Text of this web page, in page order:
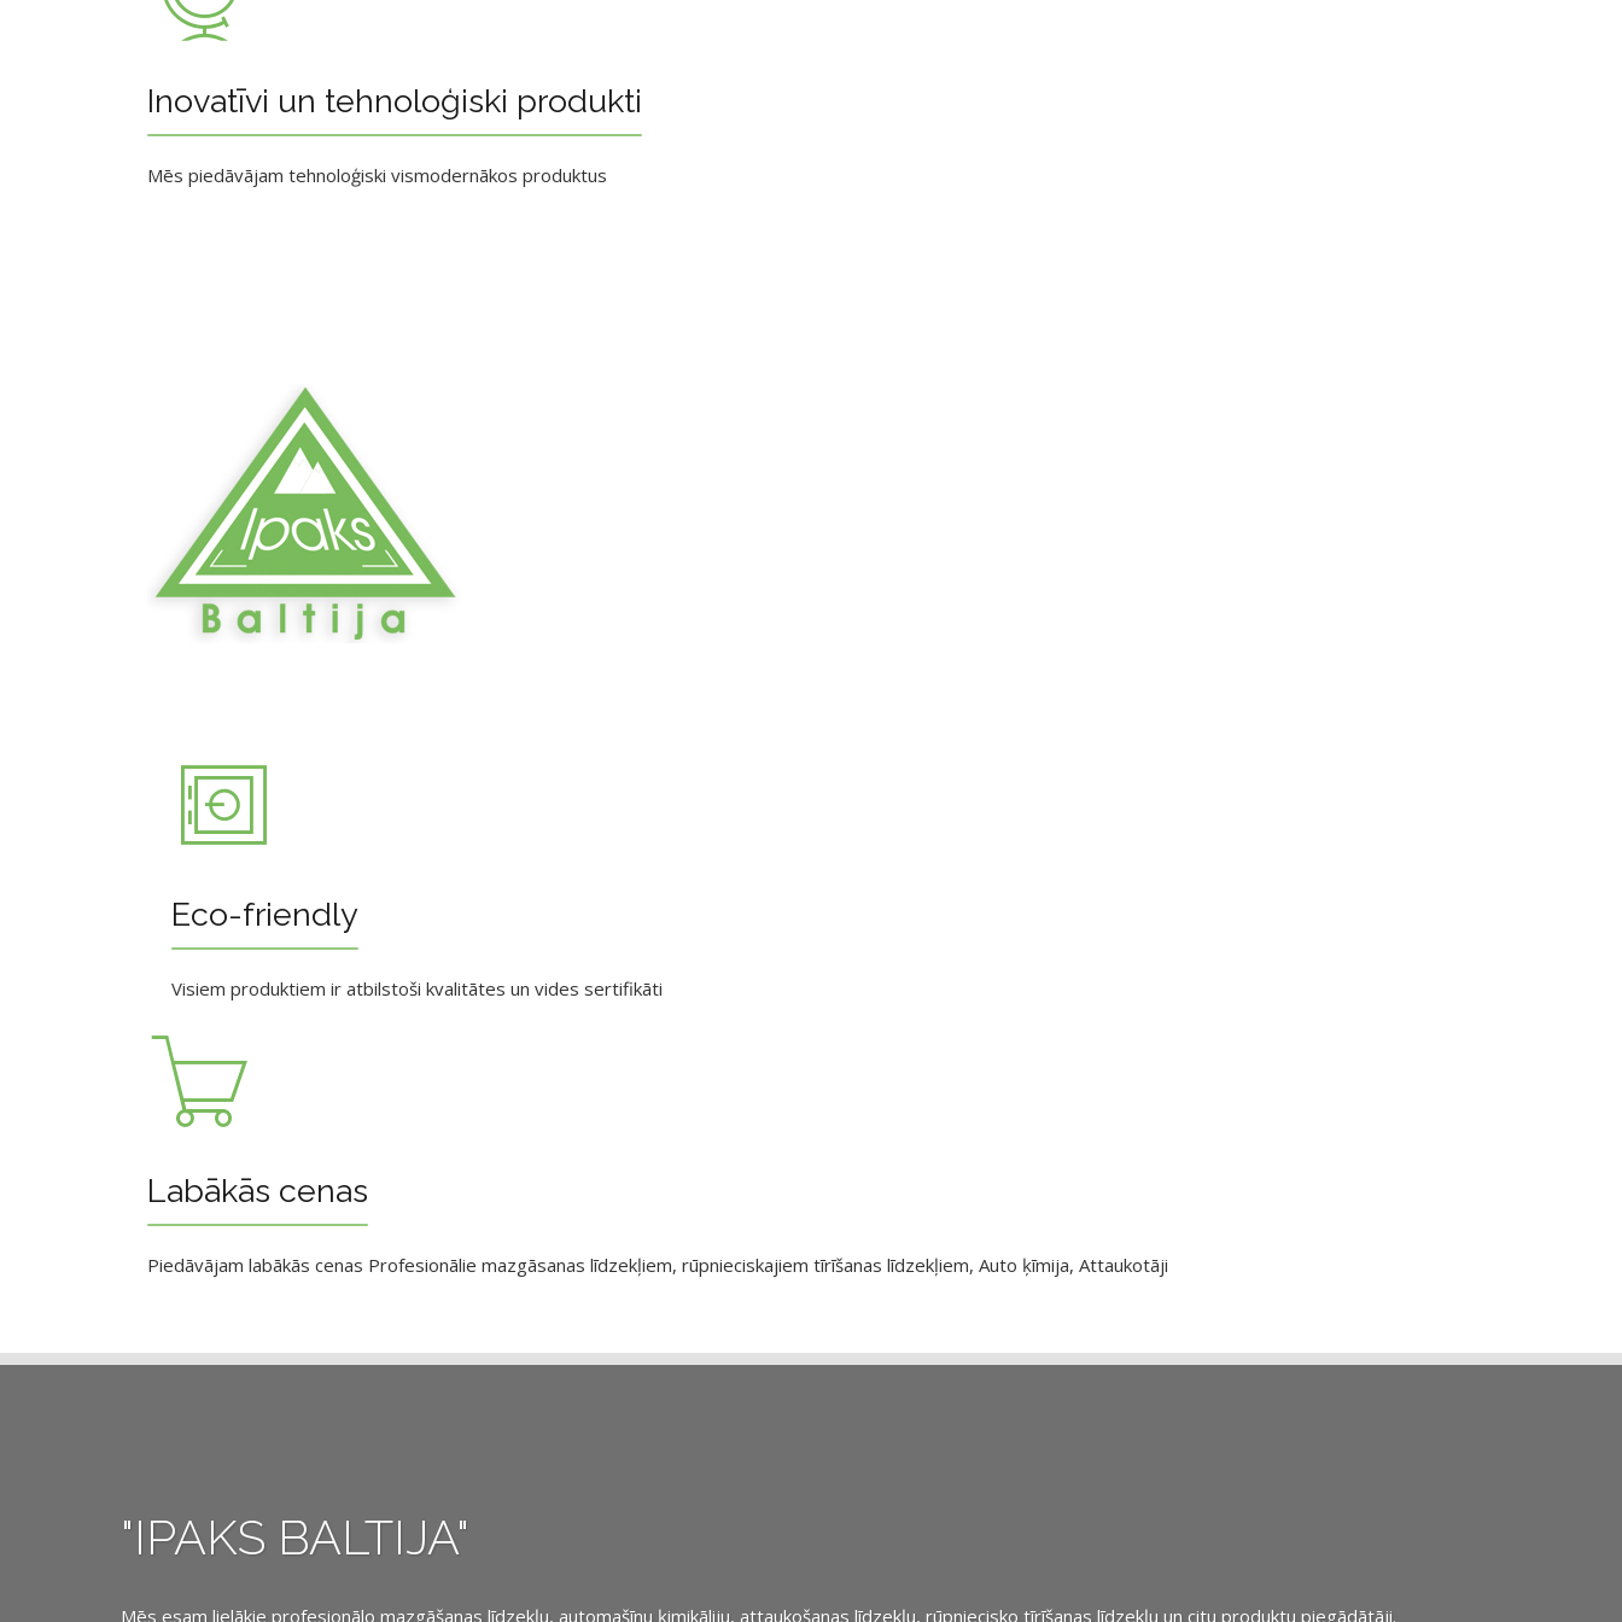
Inovatīvi un tehnoloģiski produkti
Mēs piedāvājam tehnoloģiski vismodernākos produktus
Eco-friendly
Visiem produktiem ir atbilstoši kvalitātes un vides sertifikāti
Labākās cenas
Piedāvājam labākās cenas Profesionālie mazgāsanas līdzekļiem, rūpnieciskajiem tīrīšanas līdzekļiem, Auto ķīmija, Attaukotāji
"IPAKS BALTIJA"
Mēs esam lielākie profesionālo mazgāšanas līdzekļu, automašīnu ķimikāliju, attaukošanas līdzekļu, rūpniecisko tīrīšanas līdzekļu un citu produktu piegādātāji.